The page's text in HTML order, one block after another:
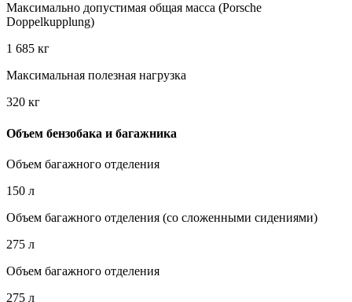
Максимально допустимая общая масса (Porsche
Doppelkupplung)
1 685 кг
Максимальная полезная нагрузка
320 кг
Объем бензобака и багажника
Объем багажного отделения
150 л
Объем багажного отделения (со сложенными сидениями)
275 л
Объем багажного отделения
275 л